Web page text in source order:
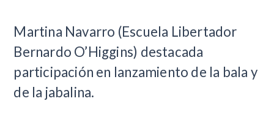
Martina Navarro (Escuela Libertador
Bernardo O’Higgins) destacada
participación en lanzamiento de la bala y
de la jabalina.